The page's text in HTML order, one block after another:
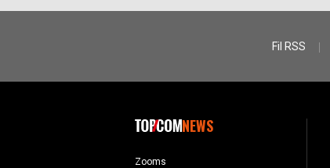
Fil RSS
NEWS
Zooms